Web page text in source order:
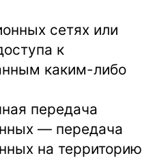
сетях или
к
каким-либо
передача
— передача
на территорию